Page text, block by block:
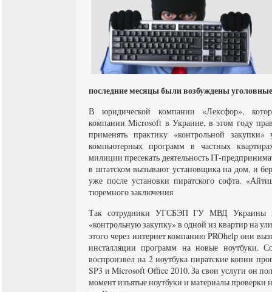
последние месяцы были возбуждены
В юридической компании «Лексфор»,
компании Microsoft в Украине, в этом году
применять практику «контрольной
компьютерных программ в частных
милиции пресекать деятельность IT-
в штатском вызывают установщика на дом, и
уже после установки пиратского софта.
тюремного заключения
Так сотрудники УГСБЭП ГУ МВД Украины
«контрольную закупку» в одной из квартир на
этого через интернет компанию PROhelp они
инсталляции программ на новые ноутбуки.
воспроизвел на 2 ноутбука пиратские копии
SP3 и Microsoft Office 2010. За свои услуги он
момент изъятые ноутбуки и материалы